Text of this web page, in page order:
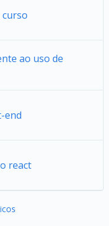
ao uso de
end
react